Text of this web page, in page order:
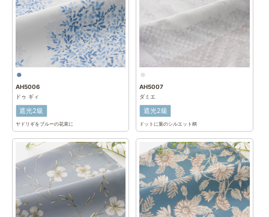
AH5006
ドゥ ギィ
遮光2級
ヤドリギをブルーの花束に
AH5007
ダミエ
遮光2級
ドットに葉のシルエット柄